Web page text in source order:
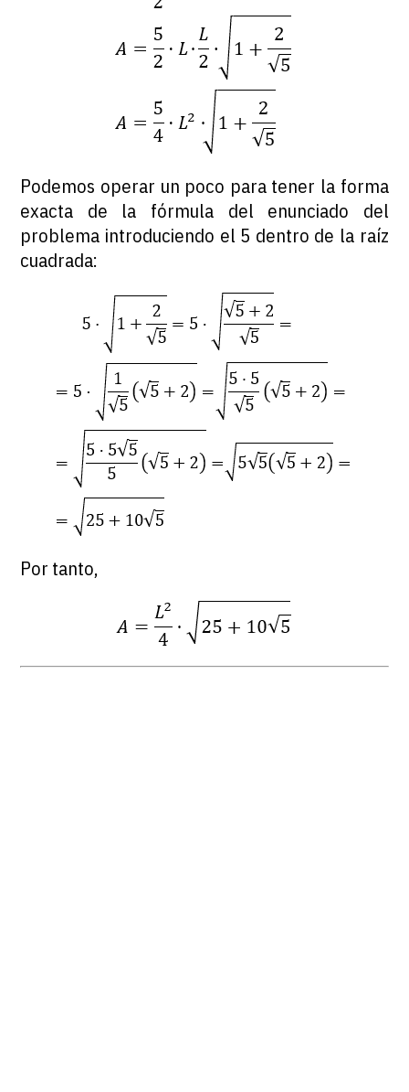
Podemos operar un poco para tener la forma
exacta de la fórmula del enunciado del
problema introduciendo el 5 dentro de la raíz
cuadrada:
Por tanto,